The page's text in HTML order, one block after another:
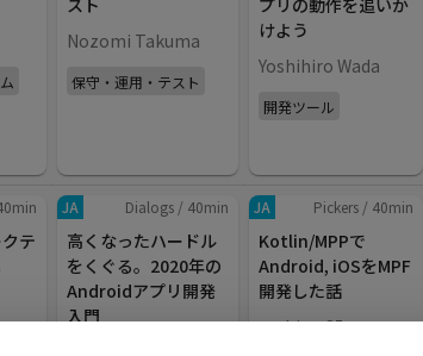
Nozomi Takuma
保守・運用・テスト
けよう
Yoshihiro Wada
開発ツール
min
テ
JA Dialogs / 40min
高くなったハードル
をくぐる。2020年の
Androidアプリ開発
入門
JA Pickers / 40min
Kotlin/MPPで
Android, iOSをMPF
開発した話
yashims85